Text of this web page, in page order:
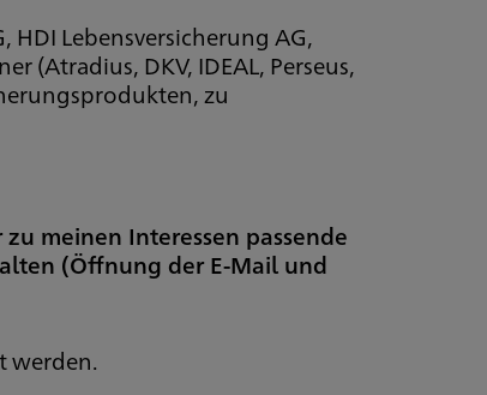
HDI Lebensversicherung AG,
(Atradius, DKV, IDEAL, Perseus,
zu
meinen Interessen passende
(Öffnung der E-Mail und
werden.